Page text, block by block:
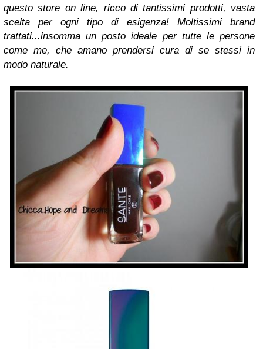
questo store on line, ricco di tantissimi prodotti, vasta
scelta per ogni tipo di esigenza! Moltissimi brand
trattati...insomma un posto ideale per tutte le persone
come me, che amano prendersi cura di se stessi in
modo naturale.